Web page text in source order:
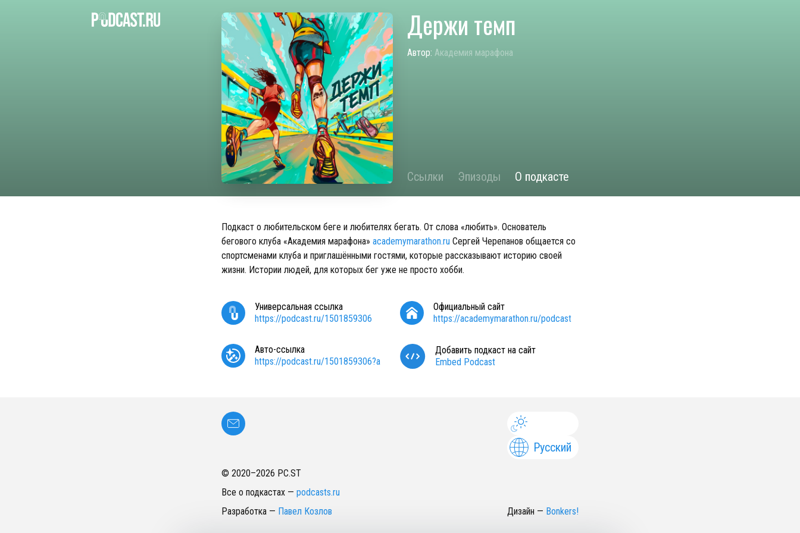
Держи темп
Автор: Академия марафона
Ссылки Эпизоды О подкасте
Подкаст о любительском беге и любителях бегать. От слова «любить». Основатель
бегового клуба «Академия марафона» academymarathon.ru Сергей Черепанов общается со
спортсменами клуба и приглашёнными гостями, которые рассказывают историю своей
жизни. Истории людей, для которых бег уже не просто хобби.
Универсальная ссылка
https://podcast.ru/1501859306
Официальный сайт
https://academymarathon.ru/podcast
Авто-ссылка
https://podcast.ru/1501859306?a
Добавить подкаст на сайт
Embed Podcast
Русский
© 2020–2026 PC.ST
Все о подкастах — podcasts.ru
Разработка — Павел Козлов Дизайн — Bonkers!